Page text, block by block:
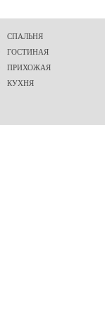
СПАЛЬНЯ
ГОСТИНАЯ
ПРИХОЖАЯ
КУХНЯ